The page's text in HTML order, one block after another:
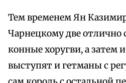
Тем временем Ян
Чарнецкому две
конные хоругви, а затем
выступят и гетманы с